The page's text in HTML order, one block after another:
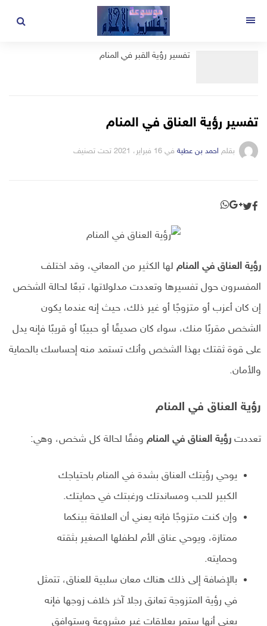
تفسير رؤية القبر في المنام
تفسير رؤية العناق في المنام
بقلم احمد بن عطية في 16 فبراير، 2021 تحت تصنيف
رؤية العناق في المنام لها الكثير من المعاني، وقد اختلف
المفسرون حول تفسيرها وتعددت مدلولاتها، تبعًا لحالة الشخص
إن كان أعزب أو متزوجًا أو غير ذلك، حيث إنه عندما يكون
الشخص مقربًا منك، سواء كان صديقًا أو حبيبًا أو قريبًا فإنه يدل
على قوة ثقتك بهذا الشخص وأنك تستمد منه إحساسك بالحماية
والأمان.
رؤية العناق في المنام
تعددت رؤية العناق في المنام وفقًا لحالة كل شخص، وهي:
يوحي رؤيتك العناق بشدة في المنام باحتياجك
الكبير للحب ومساندتك ورغبتك في حمايتك.
وإن كنت متزوجًا فإنه يعني أن العلاقة بينكما
ممتازة، ويوحي عناق الأم لطفلها الصغير بثقته
وحمايته.
بالإضافة إلى ذلك هناك معان سلبية للعناق، تتمثل
في رؤية المتزوجة تعانق رجلا آخر خلاف زوجها فإنه
يعني أنها ستمر بعلاقات غير مشروعة وستوافق